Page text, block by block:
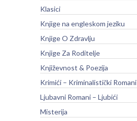
Klasici
Knjige na engleskom jeziku
Knjige O Zdravlju
Knjige Za Roditelje
Književnost & Poezija
Krimići – Kriminalistički Romani
Ljubavni Romani – Ljubići
Misterija